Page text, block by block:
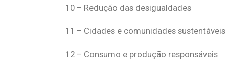
10 – Redução das desigualdades
11 – Cidades e comunidades sustentáveis
12 – Consumo e produção responsáveis